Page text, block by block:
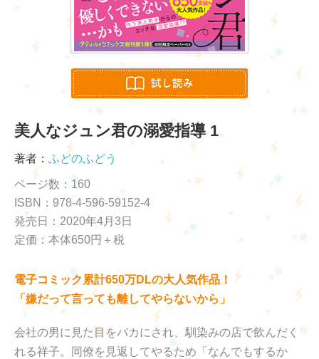
美人なジュン君の溺愛指導 1
著者： ふどのふどう
ページ数：160
ISBN：978-4-596-59152-4
発売日：2020年4月3日
定価：本体650円＋税
電子コミック累計650万DLの大人気作品！
「嫌だって言っても離してやらないから」
会社の男に見た目をバカにされ、馴染みの店で飲んだく
れる祥子。同僚を見返してやるため「なんでもするか